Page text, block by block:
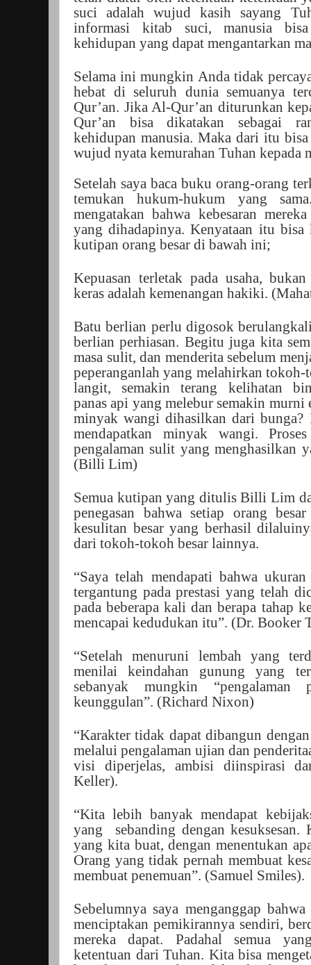
suci adalah wujud kasih sayang
informasi kitab suci, manusia bisa
kehidupan yang dapat mengantarkan
Selama ini mungkin Anda tidak
hebat di seluruh dunia semuanya
Qur’an. Jika Al-Qur’an diturunkan
Qur’an bisa dikatakan sebagai
kehidupan manusia. Maka dari itu
wujud nyata kemurahan Tuhan kepada
Setelah saya baca buku orang-orang
temukan hukum-hukum yang
mengatakan bahwa kebesaran
yang dihadapinya. Kenyataan itu
kutipan orang besar di bawah ini;
Kepuasan terletak pada usaha,
keras adalah kemenangan hakiki.
Batu berlian perlu digosok
berlian perhiasan. Begitu juga kita
masa sulit, dan menderita sebelum
peperanganlah yang melahirkan
langit, semakin terang kelihatan
panas api yang melebur semakin murni
minyak wangi dihasilkan dari
mendapatkan minyak wangi.
pengalaman sulit yang menghasilkan
(Billi Lim)
Semua kutipan yang ditulis Billi Lim
penegasan bahwa setiap orang
kesulitan besar yang berhasil
dari tokoh-tokoh besar lainnya.
“Saya telah mendapati bahwa
tergantung pada prestasi yang telah
pada beberapa kali dan berapa tahap
mencapai kedudukan itu”. (Dr. Booker
“Setelah menuruni lembah yang
menilai keindahan gunung yang
sebanyak mungkin “pengalaman
keunggulan”. (Richard Nixon)
“Karakter tidak dapat dibangun
melalui pengalaman ujian dan
visi diperjelas, ambisi diinspirasi
Keller).
“Kita lebih banyak mendapat
yang
sebanding dengan
yang kita buat, dengan menentukan
Orang yang tidak pernah membuat
membuat penemuan”. (Samuel Smiles).
Sebelumnya saya menganggap
menciptakan pemikirannya sendiri,
mereka dapat. Padahal semua
ketentuan dari Tuhan. Kita bisa